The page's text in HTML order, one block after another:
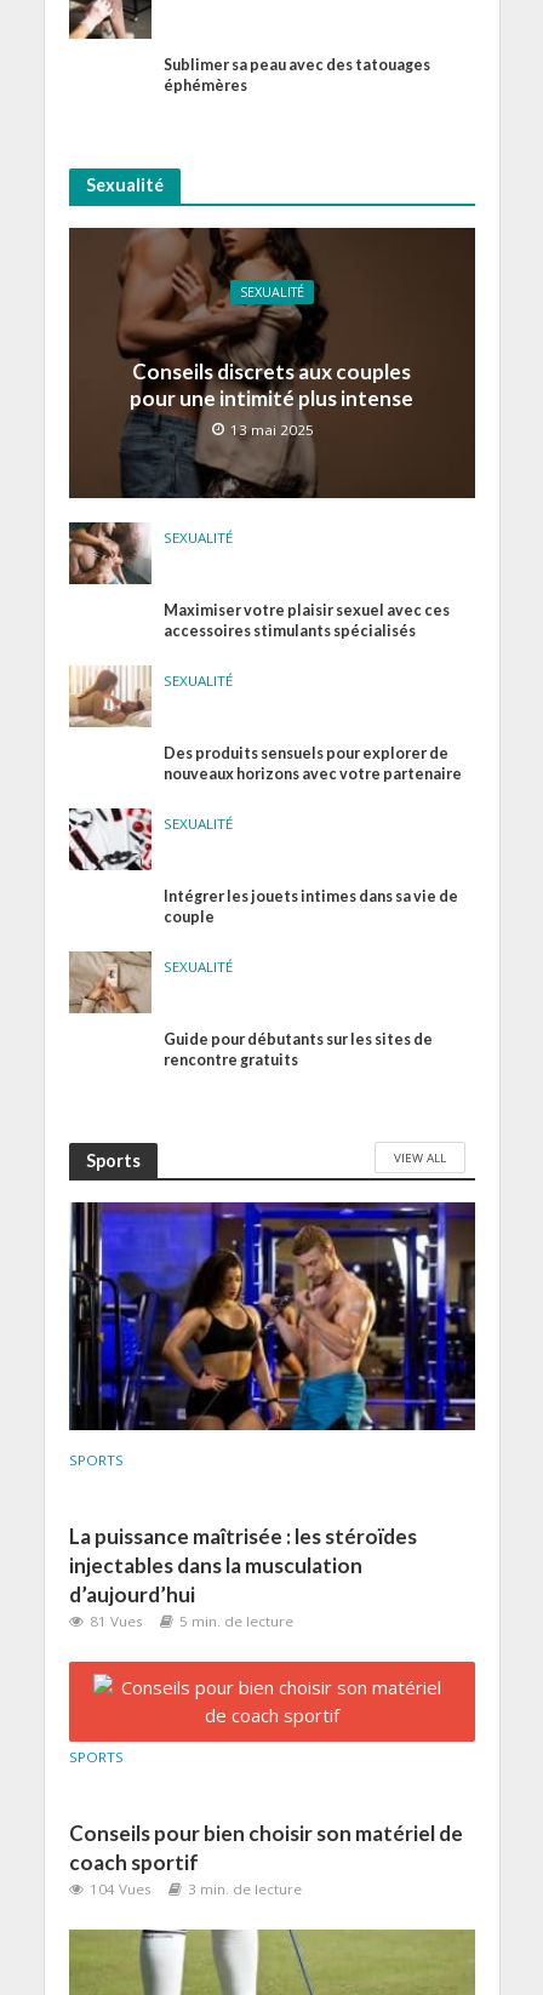
Sublimer sa peau avec des tatouages
éphémères
Sexualité
SEXUALITÉ
Conseils discrets aux couples
pour une intimité plus intense
13 mai 2025
SEXUALITÉ
Maximiser votre plaisir sexuel avec ces
accessoires stimulants spécialisés
SEXUALITÉ
Des produits sensuels pour explorer de
nouveaux horizons avec votre partenaire
SEXUALITÉ
Intégrer les jouets intimes dans sa vie de
couple
SEXUALITÉ
Guide pour débutants sur les sites de
rencontre gratuits
Sports VIEW ALL
SPORTS
La puissance maîtrisée : les stéroïdes
injectables dans la musculation
d’aujourd’hui
81 Vues 5 min. de lecture
SPORTS
Conseils pour bien choisir son matériel de
coach sportif
104 Vues 3 min. de lecture